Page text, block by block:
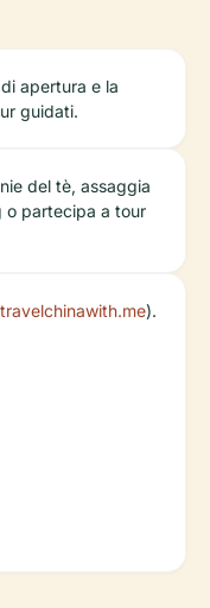
apertura e la
guidati.
del tè, assaggia
o partecipa a tour
travelchinawith.me).